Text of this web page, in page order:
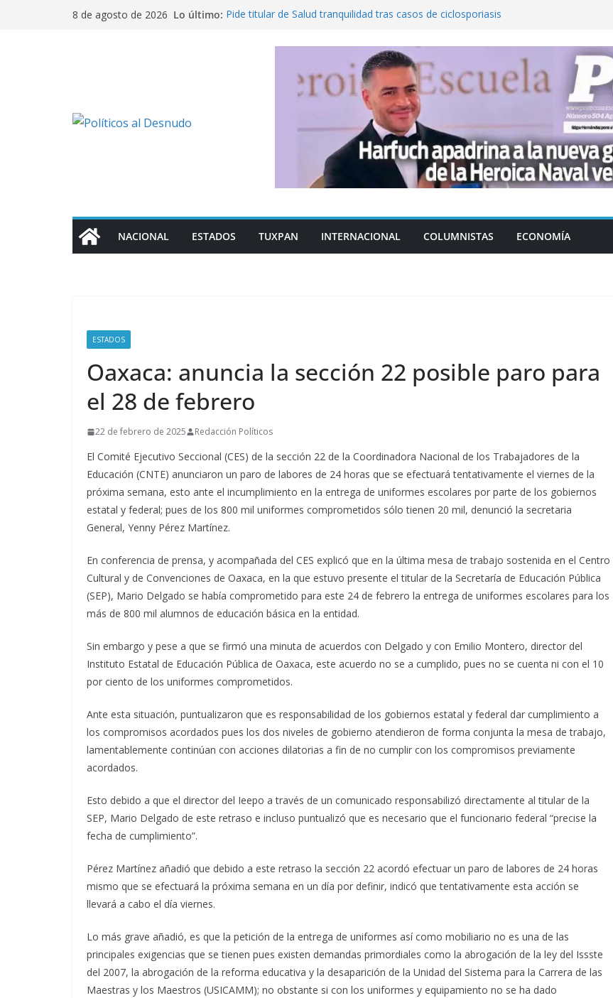
8 de agosto de 2026 Lo último: Pide titular de Salud tranquilidad tras casos de ciclosporiasis
¡Truena Ramírez Zepeta contra diputado del PT! Lo acusa de
“traicionar” a la 4T
De la Espriella toma el poder en Colombia y promete una
guerra sin tregua contra el narcoterrorismo
Fujimori celebra restablecimiento de vínculos con México:
“Somos países hermanos”
NACIONAL ESTADOS TUXPAN INTERNACIONAL COLUMNISTAS ECONOMÍA
ESTADOS
Oaxaca: anuncia la sección 22 posible paro para
el 28 de febrero
22 de febrero de 2025 Redacción Políticos
El Comité Ejecutivo Seccional (CES) de la sección 22 de la Coordinadora Nacional de los Trabajadores de la
Educación (CNTE) anunciaron un paro de labores de 24 horas que se efectuará tentativamente el viernes de la
próxima semana, esto ante el incumplimiento en la entrega de uniformes escolares por parte de los gobiernos
estatal y federal; pues de los 800 mil uniformes comprometidos sólo tienen 20 mil, denunció la secretaria
General, Yenny Pérez Martínez.
En conferencia de prensa, y acompañada del CES explicó que en la última mesa de trabajo sostenida en el Centro
Cultural y de Convenciones de Oaxaca, en la que estuvo presente el titular de la Secretaría de Educación Pública
(SEP), Mario Delgado se había comprometido para este 24 de febrero la entrega de uniformes escolares para los
más de 800 mil alumnos de educación básica en la entidad.
Sin embargo y pese a que se firmó una minuta de acuerdos con Delgado y con Emilio Montero, director del
Instituto Estatal de Educación Pública de Oaxaca, este acuerdo no se a cumplido, pues no se cuenta ni con el 10
por ciento de los uniformes comprometidos.
Ante esta situación, puntualizaron que es responsabilidad de los gobiernos estatal y federal dar cumplimiento a
los compromisos acordados pues los dos niveles de gobierno atendieron de forma conjunta la mesa de trabajo,
lamentablemente continúan con acciones dilatorias a fin de no cumplir con los compromisos previamente
acordados.
Esto debido a que el director del Ieepo a través de un comunicado responsabilizó directamente al titular de la
SEP, Mario Delgado de este retraso e incluso puntualizó que es necesario que el funcionario federal “precise la
fecha de cumplimiento”.
Pérez Martínez añadió que debido a este retraso la sección 22 acordó efectuar un paro de labores de 24 horas
mismo que se efectuará la próxima semana en un día por definir, indicó que tentativamente esta acción se
llevará a cabo el día viernes.
Lo más grave añadió, es que la petición de la entrega de uniformes así como mobiliario no es una de las
principales exigencias que se tienen pues existen demandas primordiales como la abrogación de la ley del Issste
del 2007, la abrogación de la reforma educativa y la desaparición de la Unidad del Sistema para la Carrera de las
Maestras y los Maestros (USICAMM); no obstante si con los uniformes y equipamiento no se ha dado